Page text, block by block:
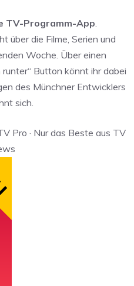
TV-Programm-App.
über die Filme, Serien und
Woche. Über einen
runter“ Button könnt ihr dabei
des Münchner Entwicklers
sich.